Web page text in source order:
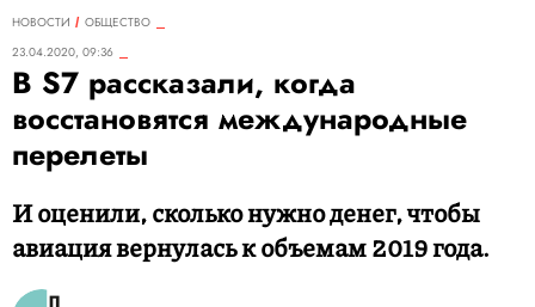
НОВОСТИ
ОБЩЕСТВО
23.04.2020, 09:36
В S7 рассказали, когда
восстановятся международные
перелеты
И оценили, сколько нужно денег, чтобы
авиация вернулась к объемам 2019 года.